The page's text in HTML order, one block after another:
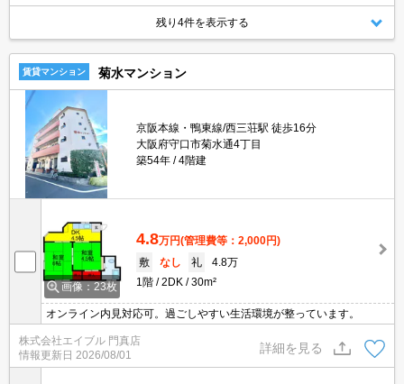
残り4件を表示する
賃貸マンション 菊水マンション
京阪本線・鴨東線/西三荘駅 徒歩16分
大阪府守口市菊水通4丁目
築54年
4階建
画像：23枚
4.8万円(管理費等：2,000円)
敷
なし 礼
4.8万
1階
2DK 30m²
オンライン内見対応可。過ごしやすい生活環境が整っています。
株式会社エイブル 門真店
情報更新日 2026/08/01
詳細を見る